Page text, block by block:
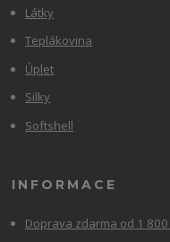
Látky
Teplákovina
Úplet
Silky
Softshell
INFORMACE
Doprava zdarma od 1 800